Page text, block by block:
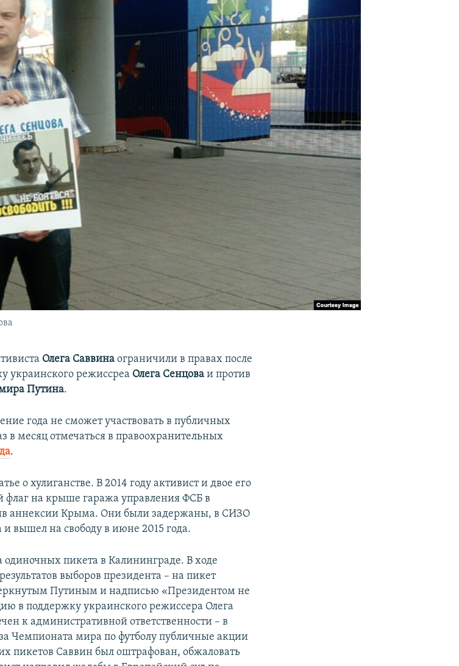
Олега Саввина ограничили в правах после
украинского режиссреа Олега Сенцова и против
Путина.
года не сможет участвовать в публичных
в месяц отмечаться в правоохранительных
.
о хулиганстве. В 2014 году активист и двое его
на крыше гаража управления ФСБ в
аннексии Крыма. Они были задержаны, в СИЗО
и вышел на свободу в июне 2015 года.
одиночных пикета в Калининграде. В ходе
выборов президента – на пикет
Путиным и надписью «Президентом не
в поддержку украинского режиссера Олега
к административной ответственности – в
Чемпионата мира по футболу публичные акции
пикетов Саввин был оштрафован, обжаловать